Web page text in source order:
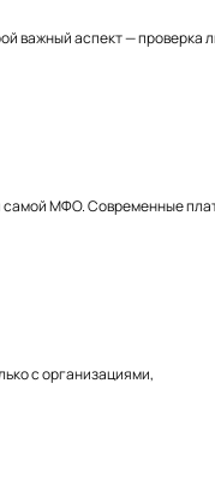
важный аспект — проверка
самой МФО. Современные
с организациями,